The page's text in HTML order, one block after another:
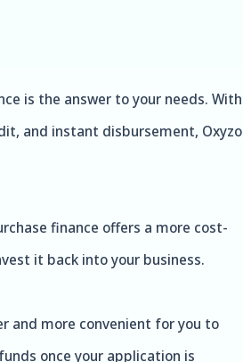
is the answer to your needs. With
and instant disbursement, Oxyzo
finance offers a more cost-
it back into your business.
and more convenient for you to
once your application is